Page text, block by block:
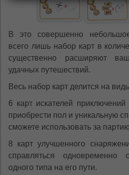
В это совершенно
всего лишь набор карт в
существенно расширяют
удачных путешествий.
Весь набор карт делится на
6 карт искателей
приобрести пол и уникальную
сможете использовать за
8 карт улучшенного
справляться одновременно
одного типа на его пути.